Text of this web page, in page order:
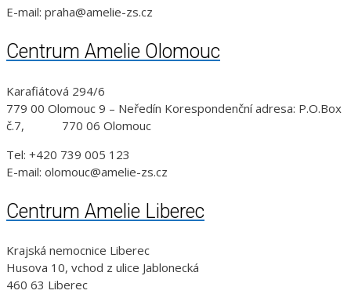
E-mail: praha@amelie-zs.cz
Centrum Amelie Olomouc
Karafiátová 294/6
779 00 Olomouc 9 – Neředín Korespondenční adresa: P.O.Box
č.7, 770 06 Olomouc
Tel: +420 739 005 123
E-mail: olomouc@amelie-zs.cz
Centrum Amelie Liberec
Krajská nemocnice Liberec
Husova 10, vchod z ulice Jablonecká
460 63 Liberec